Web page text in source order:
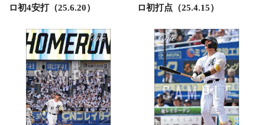
ロ初4安打（25.6.20）
ロ初打点（25.4.15）